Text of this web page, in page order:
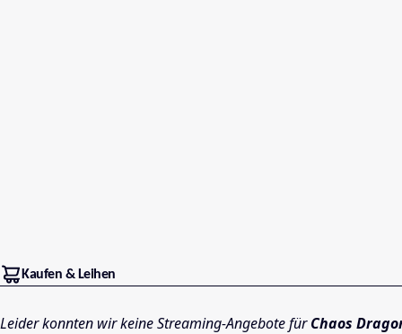
Kaufen & Leihen
Leider konnten wir keine Streaming-Angebote fürChaos